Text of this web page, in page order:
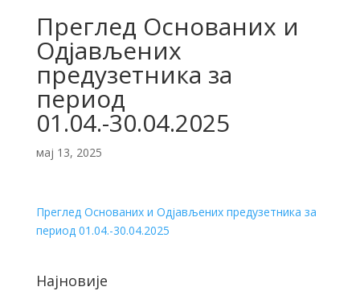
Преглед Основаних и
Одјављених
предузетника за
период
01.04.-30.04.2025
мај 13, 2025
Преглед Основаних и Одјављених предузетника за
период 01.04.-30.04.2025
Најновије